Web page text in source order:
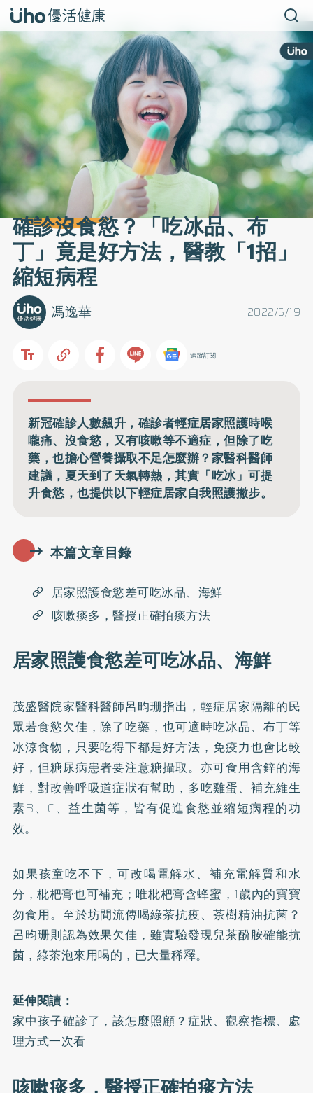
確診沒食慾？「吃冰品、布
丁」竟是好方法，醫教「1招」
縮短病程
2022/5/19
馮逸華
追蹤訂閱
新冠確診人數飆升，確診者輕症居家照護時喉
嚨痛、沒食慾，又有咳嗽等不適症，但除了吃
藥，也擔心營養攝取不足怎麼辦？家醫科醫師
建議，夏天到了天氣轉熱，其實「吃冰」可提
升食慾，也提供以下輕症居家自我照護撇步。
本篇文章目錄
居家照護食慾差可吃冰品、海鮮
咳嗽痰多，醫授正確拍痰方法
居家照護食慾差可吃冰品、海鮮
茂盛醫院家醫科醫師呂昀珊指出，輕症居家隔離的民
眾若食慾欠佳，除了吃藥，也可適時吃冰品、布丁等
冰涼食物，只要吃得下都是好方法，免疫力也會比較
好，但糖尿病患者要注意糖攝取。亦可食用含鋅的海
鮮，對改善呼吸道症狀有幫助，多吃雞蛋、補充維生
素B、C、益生菌等，皆有促進食慾並縮短病程的功
效。
如果孩童吃不下，可改喝電解水、補充電解質和水
分，枇杷膏也可補充；唯枇杷膏含蜂蜜，1歲內的寶寶
勿食用。至於坊間流傳喝綠茶抗疫、茶樹精油抗菌？
呂昀珊則認為效果欠佳，雖實驗發現兒茶酚胺確能抗
菌，綠茶泡來用喝的，已大量稀釋。
延伸閱讀：
家中孩子確診了，該怎麼照顧？症狀、觀察指標、處
理方式一次看
咳嗽痰多，醫授正確拍痰方法